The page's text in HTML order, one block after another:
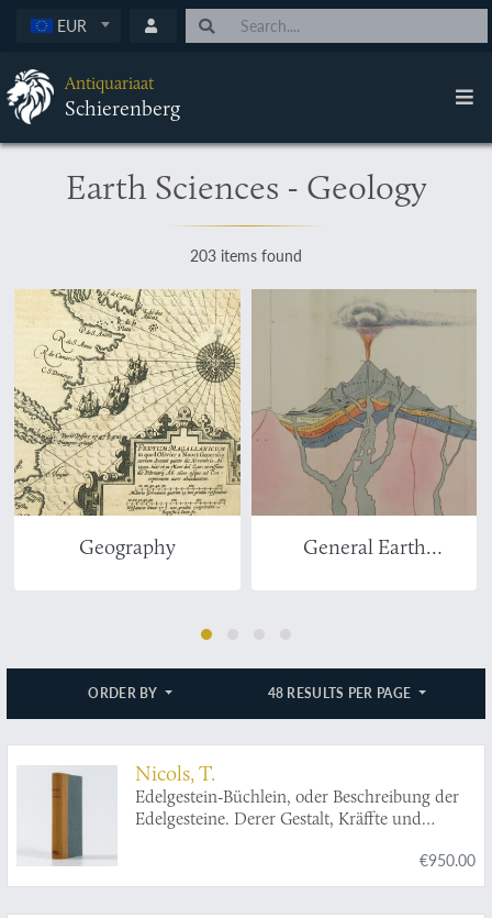
EUR
Antiquariaat
Schierenberg
Earth Sciences - Geology
203 items found
Geography
General Earth
ORDER BY 48 RESULTS PER PAGE
Nicols, T.
Edelgestein-Büchlein, oder Beschreibung der
Edelgesteine. Derer Gestalt, Kräffte und
Samt beygefügten Warnungen für Betrug an
alle diejenigen, so mit Edel-Gesteinen handeln
€950.00